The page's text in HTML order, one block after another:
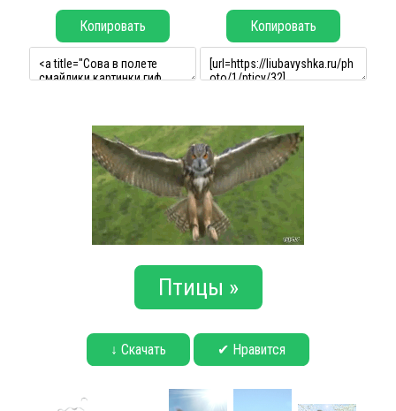
Копировать Копировать
Птицы »
↓ Скачать ✔ Нравится